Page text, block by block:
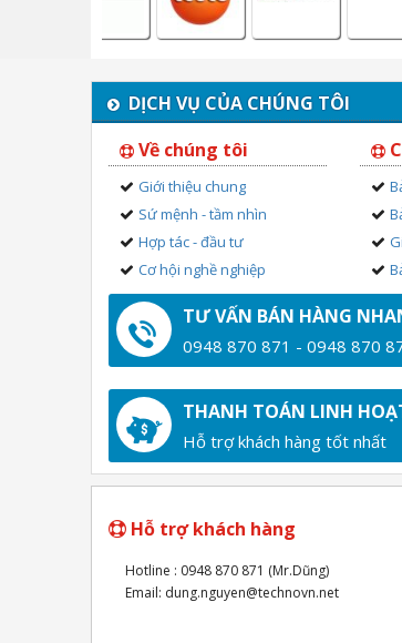
DỊCH VỤ CỦA CHÚNG TÔI
Về chúng tôi
Giới thiệu chung
Sứ mệnh - tầm nhìn
Hợp tác - đầu tư
Cơ hội nghề nghiệp
TƯ VẤN BÁN HÀNG
0948 870 871 - 0948 870
THANH TOÁN LINH
Hỗ trợ khách hàng tốt nhất
Hỗ trợ khách hàng
Hotline : 0948 870 871 (Mr.Dũng)
Email: dung.nguyen@technovn.net